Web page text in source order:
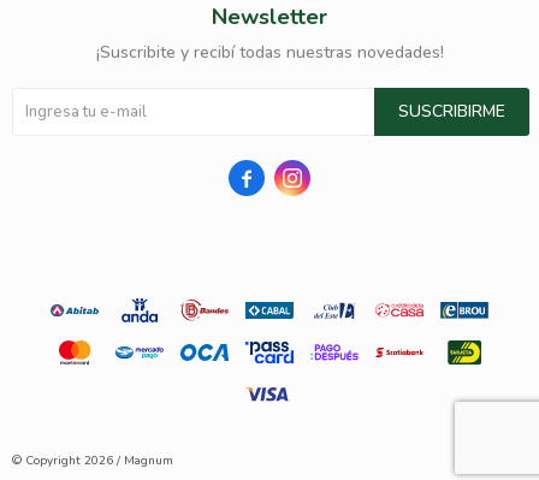
Newsletter
¡Suscribite y recibí todas nuestras novedades!
SUSCRIBIRME
 
© Copyright 2026 / Magnum